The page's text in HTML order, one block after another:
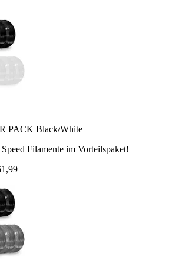
PACK Black/White
Filamente im Vorteilspaket!